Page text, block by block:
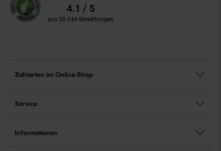
Bewertungen4.1 / 5
aus 36.044 Bewertungen
Zahlarten im Online-Shop
Service
Informationen